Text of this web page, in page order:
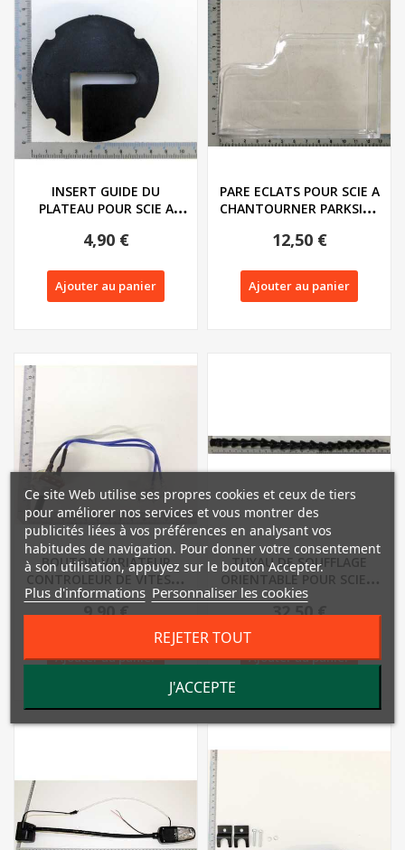
INSERT GUIDE DU
PLATEAU POUR SCIE A
PARKSIDE...
4,90 €
Ajouter au panier
PARE ECLATS POUR SCIE A
CHANTOURNER PARKSIDE
12,50 €
Ajouter au panier
BOUTON VARIATEUR
CONTROLEUR DE VITESSE
POUR SCIE A...
9,90 €
Ajouter au panier
TUYAU DE SOUFFLAGE
ORIENTABLE POUR SCIE A
CHANTOURNER...
32,50 €
Ajouter au panier
Ce site Web utilise ses propres cookies et ceux de tiers
pour améliorer nos services et vous montrer des
publicités liées à vos préférences en analysant vos
habitudes de navigation. Pour donner votre consentement
à son utilisation, appuyez sur le bouton Accepter.
Plus d'informations Personnaliser les cookies
REJETER TOUT
J'ACCEPTE